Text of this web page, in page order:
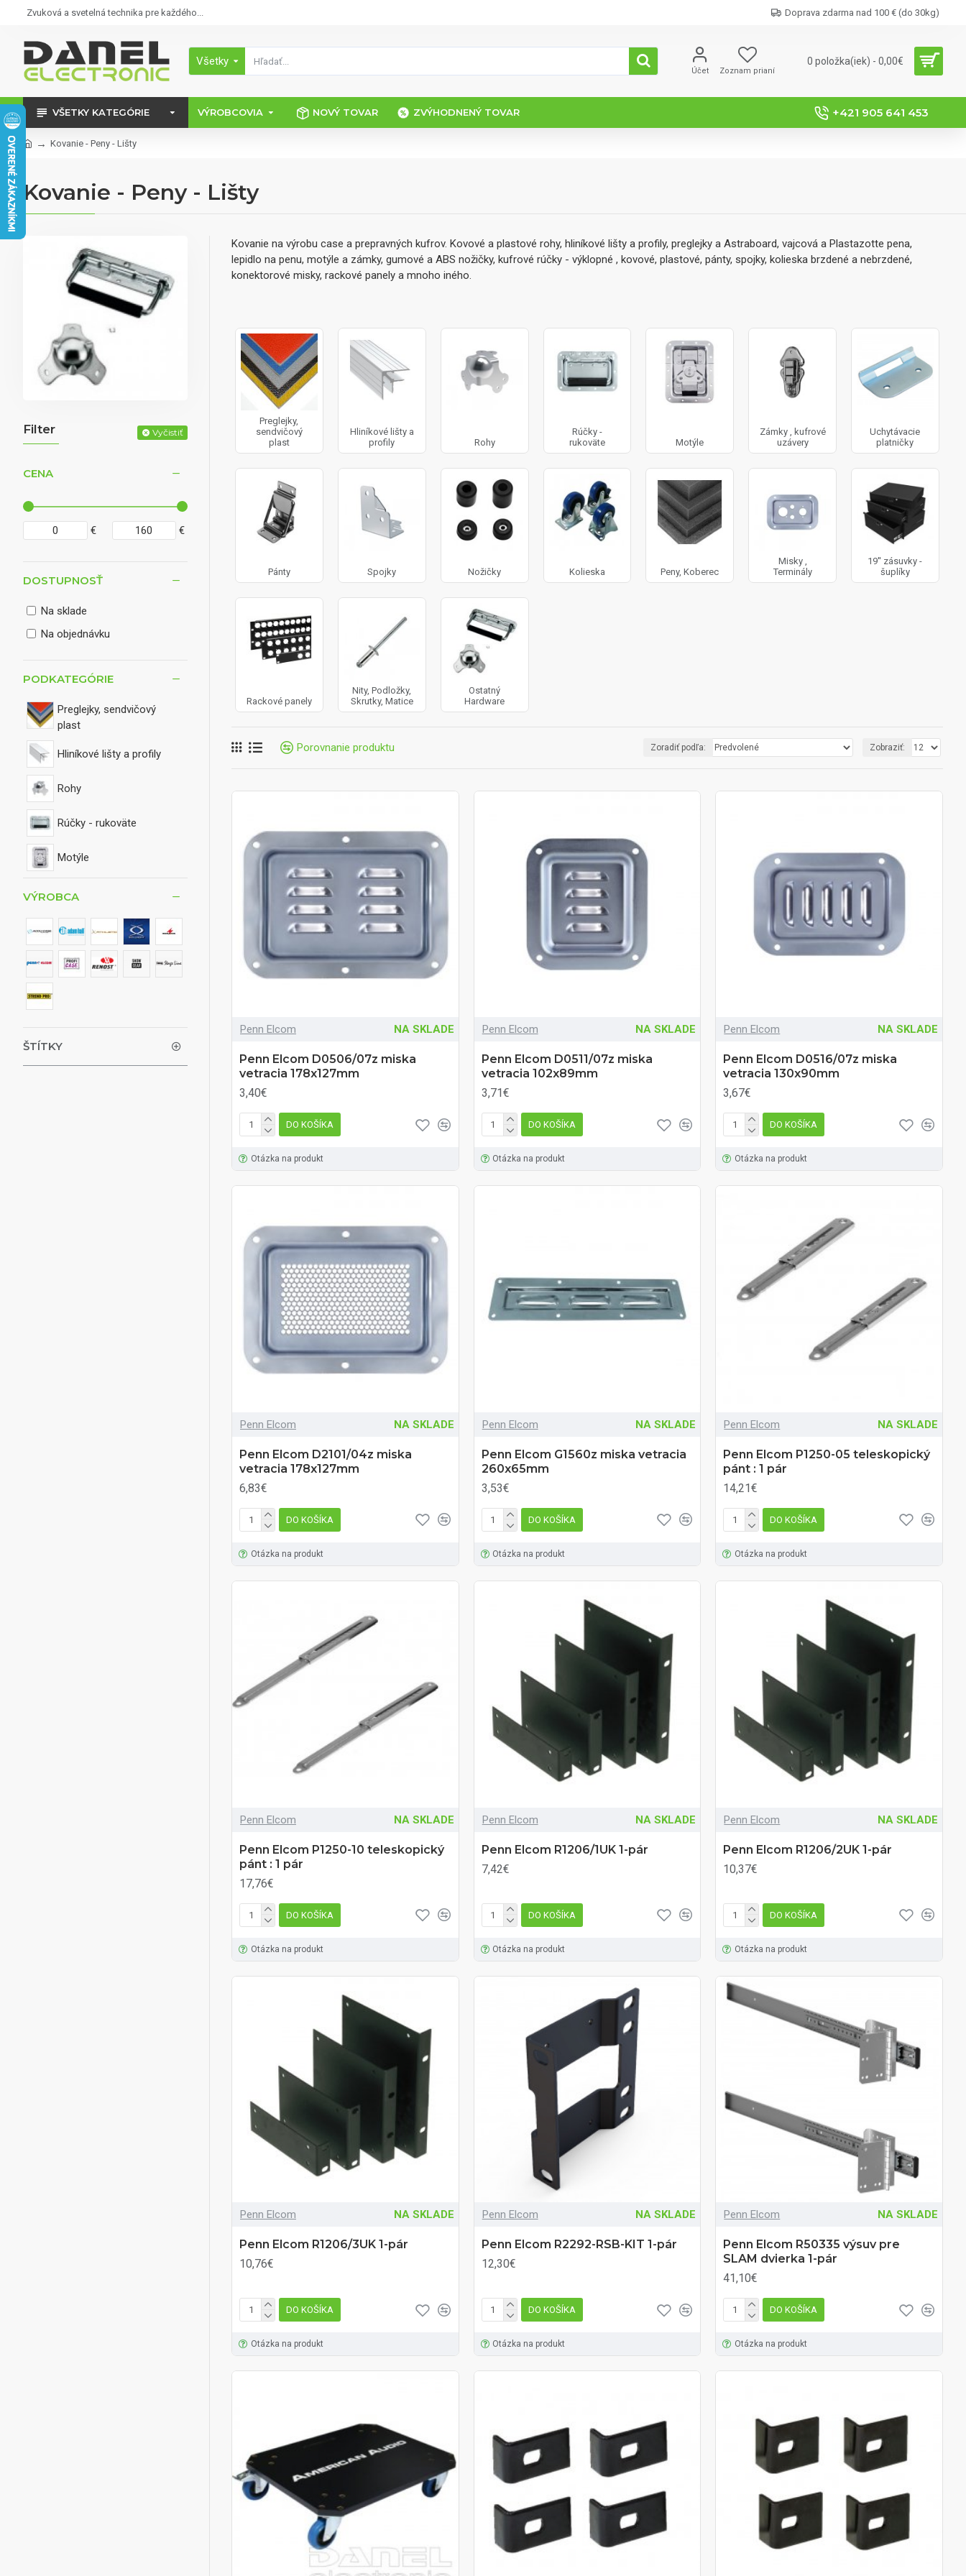
Zvuková a svetelná technika pre každého... Doprava zdarma nad 100 € (do 30kg)
Všetky
Účet Zoznam prianí
0 položka(iek) - 0,00€
VŠETKY KATEGÓRIE VÝROBCOVIA NOVÝ TOVAR ZVÝHODNENÝ TOVAR +421 905 641 453
Kovanie - Peny - Lišty
Kovanie - Peny - Lišty
Filter Vyčistiť
CENA
€ €
PODKATEGÓRIE
Preglejky, sendvičový
plast
Hliníkové lišty a profily
Rohy
Rúčky - rukoväte
Motýle
Zámky , kufrové uzávery
Uchytávacie platničky
Pánty
Kolieska
VÝROBCA
ŠTÍTKY
DOSTUPNOSŤ
Na sklade
Na objednávku
Kovanie na výrobu case a prepravných kufrov. Kovové a plastové rohy, hliníkové lišty a profily, preglejky a Astraboard, vajcová a Plastazotte pena,
lepidlo na penu, motýle a zámky, gumové a ABS nožičky, kufrové rúčky - výklopné , kovové, plastové, pánty, spojky, kolieska brzdené a nebrzdené,
konektorové misky, rackové panely a mnoho iného.
Preglejky,
sendvičový
plast
Hliníkové lišty a
profily
Rohy
Rúčky -
rukoväte
Motýle
Zámky , kufrové
uzávery
Uchytávacie
platničky
Pánty Spojky Nožičky Kolieska Peny, Koberec
Misky ,
Terminály
19'' zásuvky -
šuplíky
Rackové panely
Nity, Podložky,
Skrutky, Matice
Ostatný
Hardware
Porovnanie produktu Zoradiť podľa: Zobraziť:
Penn Elcom NA SKLADE
Penn Elcom D0506/07z miska
vetracia 178x127mm
3,40€
DO KOŠÍKA
Otázka na produkt
Penn Elcom NA SKLADE
Penn Elcom D0511/07z miska
vetracia 102x89mm
3,71€
DO KOŠÍKA
Otázka na produkt
Penn Elcom NA SKLADE
Penn Elcom D0516/07z miska
vetracia 130x90mm
3,67€
DO KOŠÍKA
Otázka na produkt
Penn Elcom NA SKLADE
Penn Elcom D2101/04z miska
vetracia 178x127mm
6,83€
DO KOŠÍKA
Otázka na produkt
Penn Elcom NA SKLADE
Penn Elcom G1560z miska vetracia
260x65mm
3,53€
DO KOŠÍKA
Otázka na produkt
Penn Elcom NA SKLADE
Penn Elcom P1250-05 teleskopický
pánt : 1 pár
14,21€
DO KOŠÍKA
Otázka na produkt
Penn Elcom NA SKLADE
Penn Elcom P1250-10 teleskopický
pánt : 1 pár
17,76€
DO KOŠÍKA
Otázka na produkt
Penn Elcom NA SKLADE
Penn Elcom R1206/1UK 1-pár
7,42€
DO KOŠÍKA
Otázka na produkt
Penn Elcom NA SKLADE
Penn Elcom R1206/2UK 1-pár
10,37€
DO KOŠÍKA
Otázka na produkt
Penn Elcom NA SKLADE
Penn Elcom R1206/3UK 1-pár
10,76€
DO KOŠÍKA
Otázka na produkt
Penn Elcom NA SKLADE
Penn Elcom R2292-RSB-KIT 1-pár
12,30€
DO KOŠÍKA
Otázka na produkt
Penn Elcom NA SKLADE
Penn Elcom R50335 výsuv pre
SLAM dvierka 1-pár
41,10€
DO KOŠÍKA
Otázka na produkt